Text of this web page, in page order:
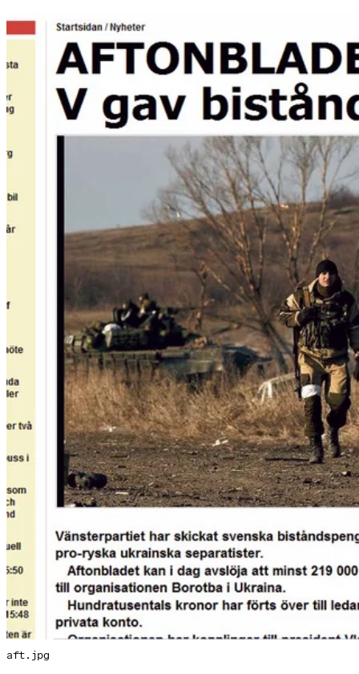
aft.jpg